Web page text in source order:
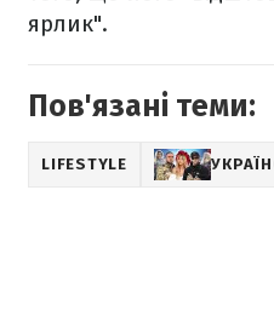
ярлик".
Пов'язані теми:
LIFESTYLE